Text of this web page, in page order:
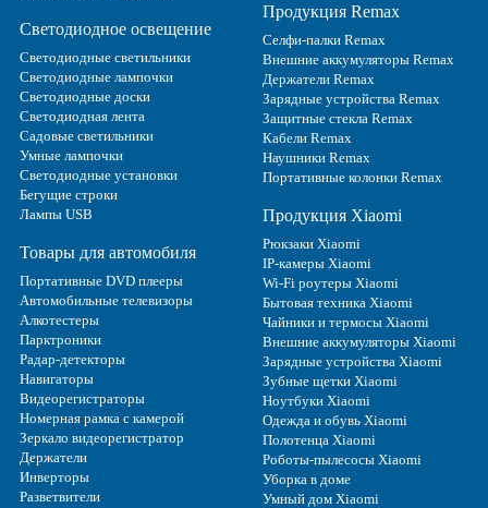
Светодиодное освещение
Светодиодные светильники
Светодиодные лампочки
Светодиодные доски
Светодиодная лента
Садовые светильники
Умные лампочки
Светодиодные установки
Бегущие строки
Лампы USB
Товары для автомобиля
Портативные DVD плееры
Автомобильные телевизоры
Алкотестеры
Парктроники
Радар-детекторы
Навигаторы
Видеорегистраторы
Номерная рамка с камерой
Зеркало видеорегистратор
Держатели
Инверторы
Разветвители
Продукция Remax
Селфи-палки Remax
Внешние аккумуляторы Remax
Держатели Remax
Зарядные устройства Remax
Защитные стекла Remax
Кабели Remax
Наушники Remax
Портативные колонки Remax
Продукция Xiaomi
Рюкзаки Xiaomi
IP-камеры Xiaomi
Wi-Fi роутеры Xiaomi
Бытовая техника Xiaomi
Чайники и термосы Xiaomi
Внешние аккумуляторы Xiaomi
Зарядные устройства Xiaomi
Зубные щетки Xiaomi
Ноутбуки Xiaomi
Одежда и обувь Xiaomi
Полотенца Xiaomi
Роботы-пылесосы Xiaomi
Уборка в доме
Умный дом Xiaomi